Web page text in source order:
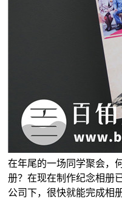
在年尾的一场同学聚会，
册？在现在制作纪念相册
公司下，很快就能完成相